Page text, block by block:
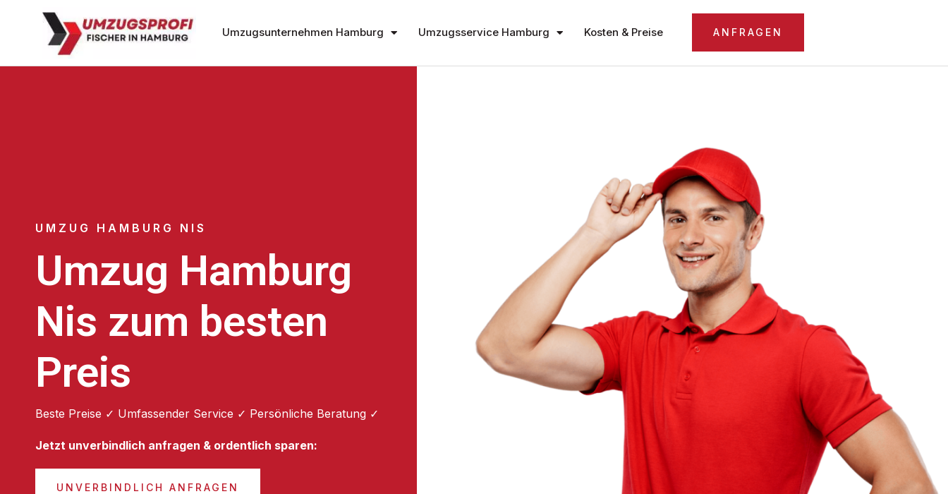
Umzugsunternehmen Hamburg Umzugsservice Hamburg Kosten & Preise ANFRAGEN
UMZUG HAMBURG NIS
Umzug Hamburg
Nis zum besten
Preis
Beste Preise ✓ Umfassender Service ✓ Persönliche Beratung ✓
Jetzt unverbindlich anfragen & ordentlich sparen:
UNVERBINDLICH ANFRAGEN